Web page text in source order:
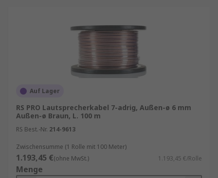
Auf Lager
RS PRO Lautsprecherkabel 7-adrig, Außen-ø 6 mm
Außen-ø Braun, L. 100 m
RS Best.-Nr. 214-9613
Zwischensumme (1 Rolle mit 100 Meter)
1.193,45 €(ohne MwSt.) 1.193,45 €/Rolle
Menge